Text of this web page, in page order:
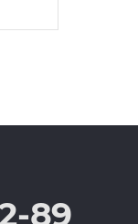
89